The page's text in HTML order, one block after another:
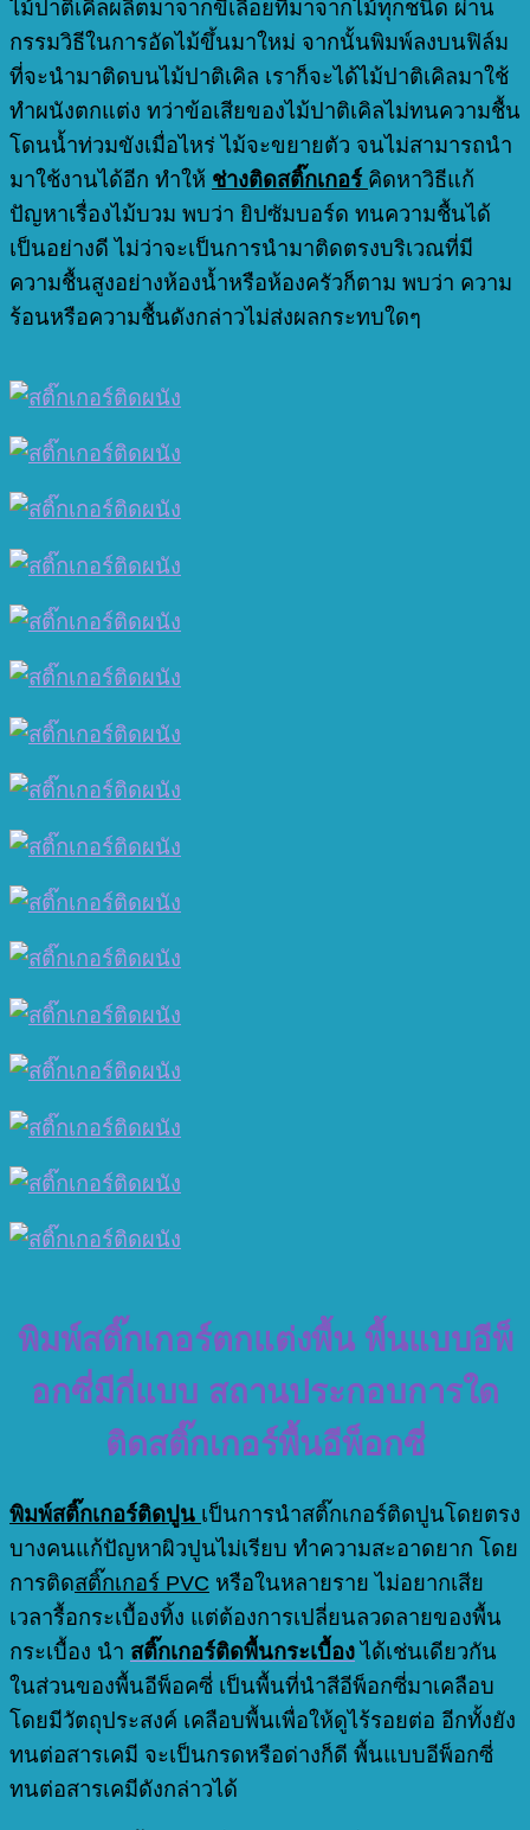
ไม้ปาติเคิลผลิตมาจากขี้เลื่อยที่มาจากไม้ทุกชนิด ผ่าน
กรรมวิธีในการอัดไม้ขึ้นมาใหม่ จากนั้นพิมพ์ลงบนฟิล์ม
ที่จะนำมาติดบนไม้ปาติเคิล เราก็จะได้ไม้ปาติเคิลมาใช้
ทำผนังตกแต่ง ทว่าข้อเสียของไม้ปาติเคิลไม่ทนความชื้น
โดนน้ำท่วมขังเมื่อไหร่ ไม้จะขยายตัว จนไม่สามารถนำ
มาใช้งานได้อีก ทำให้ ช่างติดสติ๊กเกอร์ คิดหาวิธีแก้
ปัญหาเรื่องไม้บวม พบว่า ยิปซัมบอร์ด ทนความชื้นได้
เป็นอย่างดี ไม่ว่าจะเป็นการนำมาติดตรงบริเวณที่มี
ความชื้นสูงอย่างห้องน้ำหรือห้องครัวก็ตาม พบว่า ความ
ร้อนหรือความชื้นดังกล่าวไม่ส่งผลกระทบใดๆ
พิมพ์สติ๊กเกอร์ตกแต่งพื้น พื้นแบบอีพ็
อกซี่มีกี่แบบ สถานประกอบการใด
ติดสติ๊กเกอร์พื้นอีพ็อกซี่
พิมพ์สติ๊กเกอร์ติดปูน เป็นการนำสติ๊กเกอร์ติดปูนโดยตรง
บางคนแก้ปัญหาผิวปูนไม่เรียบ ทำความสะอาดยาก โดย
การติดสติ๊กเกอร์ PVC หรือในหลายราย ไม่อยากเสีย
เวลารื้อกระเบื้องทิ้ง แต่ต้องการเปลี่ยนลวดลายของพื้น
กระเบื้อง นำ สติ๊กเกอร์ติดพื้นกระเบื้องได้เช่นเดียวกัน
ในส่วนของพื้นอีพ็อคซี่ เป็นพื้นที่นำสีอีพ็อกซี่มาเคลือบ
โดยมีวัตถุประสงค์ เคลือบพื้นเพื่อให้ดูไร้รอยต่อ อีกทั้งยัง
ทนต่อสารเคมี จะเป็นกรดหรือด่างก็ดี พื้นแบบอีพ็อกซี่
ทนต่อสารเคมีดังกล่าวได้